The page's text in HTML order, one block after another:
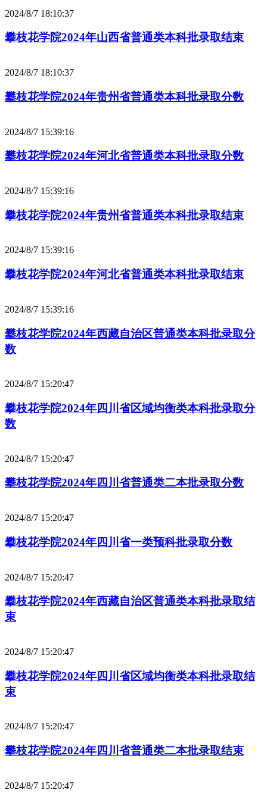
2024/8/7 18:10:37
攀枝花学院2024年山西省普通类本科批录取结束
2024/8/7 18:10:37
攀枝花学院2024年贵州省普通类本科批录取分数
2024/8/7 15:39:16
攀枝花学院2024年河北省普通类本科批录取分数
2024/8/7 15:39:16
攀枝花学院2024年贵州省普通类本科批录取结束
2024/8/7 15:39:16
攀枝花学院2024年河北省普通类本科批录取结束
2024/8/7 15:39:16
攀枝花学院2024年西藏自治区普通类本科批录取分
数
2024/8/7 15:20:47
攀枝花学院2024年四川省区域均衡类本科批录取分
数
2024/8/7 15:20:47
攀枝花学院2024年四川省普通类二本批录取分数
2024/8/7 15:20:47
攀枝花学院2024年四川省一类预科批录取分数
2024/8/7 15:20:47
攀枝花学院2024年西藏自治区普通类本科批录取结
束
2024/8/7 15:20:47
攀枝花学院2024年四川省区域均衡类本科批录取结
束
2024/8/7 15:20:47
攀枝花学院2024年四川省普通类二本批录取结束
2024/8/7 15:20:47